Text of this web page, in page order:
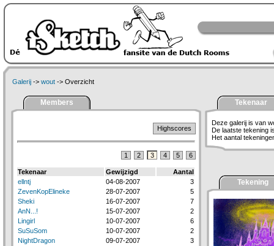
Galerij -> wout -> Overzicht
Members
Highscores
1 2 3 4 5 6
Tekenaar Gewijzigd
Aantal
ellntj
04-08-2007
3
ZevenKopElineke
28-07-2007
5
Sheki
16-07-2007
7
AnN...!
15-07-2007
2
Lingirl
10-07-2007
6
SuSuSom
10-07-2007
2
NightDragon
09-07-2007
3
Tekenaar
Deze galerij is van
De laatste tekening
Het aantal
Tekening